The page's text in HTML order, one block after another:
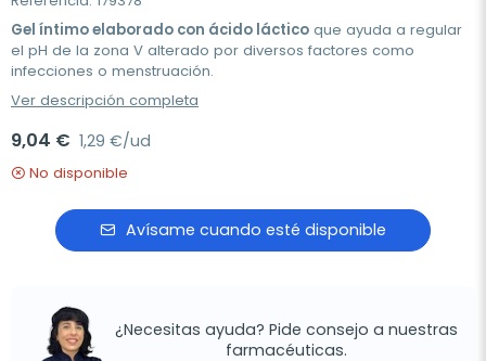
Gel íntimo elaborado con ácido láctico que ayuda a regular
el pH de la zona V alterado por diversos factores como
infecciones o menstruación.
Ver descripción completa
9,04 € 1,29 €/ud
No disponible
Avísame cuando esté disponible
¿Necesitas ayuda? Pide consejo a nuestras
farmacéuticas.